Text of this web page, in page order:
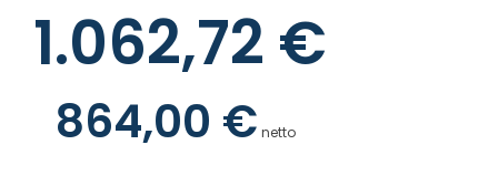
1.062,72 €
864,00 € netto